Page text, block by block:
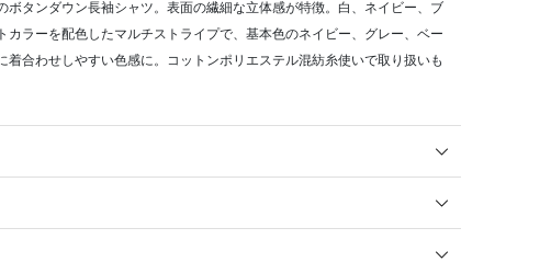
ボタンダウン長袖シャツ。表面の繊細な立体感が特徴。白、ネイビー、ブ
カラーを配色したマルチストライプで、基本色のネイビー、グレー、ベー
着合わせしやすい色感に。コットンポリエステル混紡糸使いで取り扱いも